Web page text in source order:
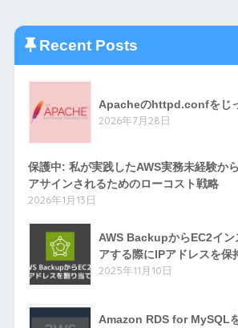
Recent Posts
Apacheのhttpd.confをじ
2026年7月28日
保護中: 私が実践したAWS実務未経験か
アサインされるためのローコスト戦略
2026年1月13日
AWS BackupからEC2イン
アする際にIPアドレスを保
2025年11月10日
Amazon RDS for MySQL